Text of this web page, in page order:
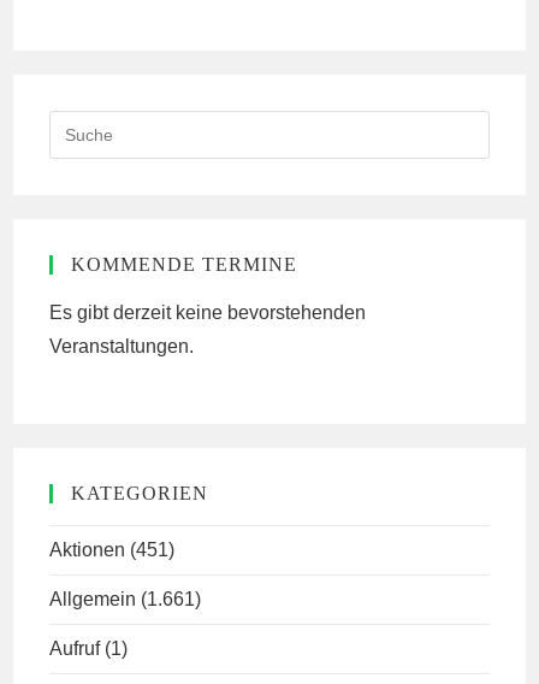
this
KOMMENDE TERMINE
Es gibt derzeit keine bevorstehenden
Veranstaltungen.
KATEGORIEN
Aktionen (451)
Allgemein (1.661)
Aufruf (1)